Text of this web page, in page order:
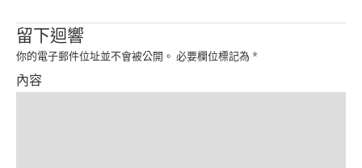
留下迴響
你的電子郵件位址並不會被公開。 必要欄位標記為 *
內容